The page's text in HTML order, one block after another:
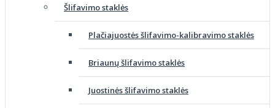
Šlifavimo staklės
Plačiajuostės šlifavimo-kalibravimo staklės
Briaunų šlifavimo staklės
Juostinės šlifavimo staklės